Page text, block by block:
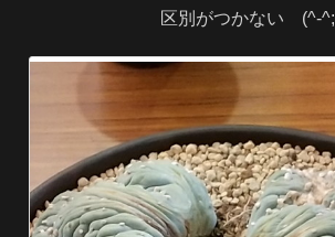
区別がつかない (^-^;